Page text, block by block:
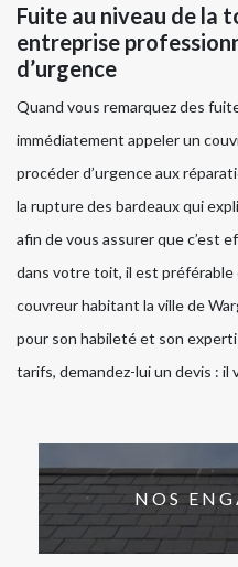
Fuite au niveau de la
entreprise
d’urgence
Quand vous remarquez des
immédiatement appeler un
procéder d’urgence aux
la rupture des bardeaux qui
afin de vous assurer que c’est
dans votre toit, il est préférable
couvreur habitant la ville de
pour son habileté et son
tarifs, demandez-lui un devis : il
NOS